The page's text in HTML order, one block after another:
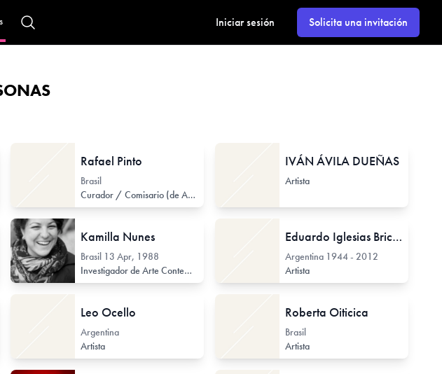
Iniciar sesión Solicita una invitación
Rafael Pinto
Brasil
Curador / Comisario (de Arte Contemporáneo)
IVÁN ÁVILA DUEÑAS
Artista
Kamilla Nunes
Brasil 13 Apr, 1988
Investigador de Arte Contemporáneo
Curador / Comisario (de Arte Contemporáneo)
Eduardo Iglesias Brickles
Argentina 1944 - 2012
Artista
Leo Ocello
Argentina
Artista
Roberta Oiticica
Brasil
Artista